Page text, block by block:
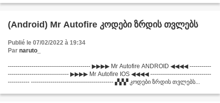
(Android) Mr Autofire კოდები ზრდის თვლებს
Publié le 07/02/2022 à 19:34
Par naruto_
------------------------------------------ ▶▶▶▶ Mr Autofire ANDROID ◀◀◀◀ -----------
------------------------------- ▶▶▶▶ Mr Autofire IOS ◀◀◀◀ -------------------------------
----------- ------------------------------------------ ▞▞▞ კოდები ზრდის თვლებს...